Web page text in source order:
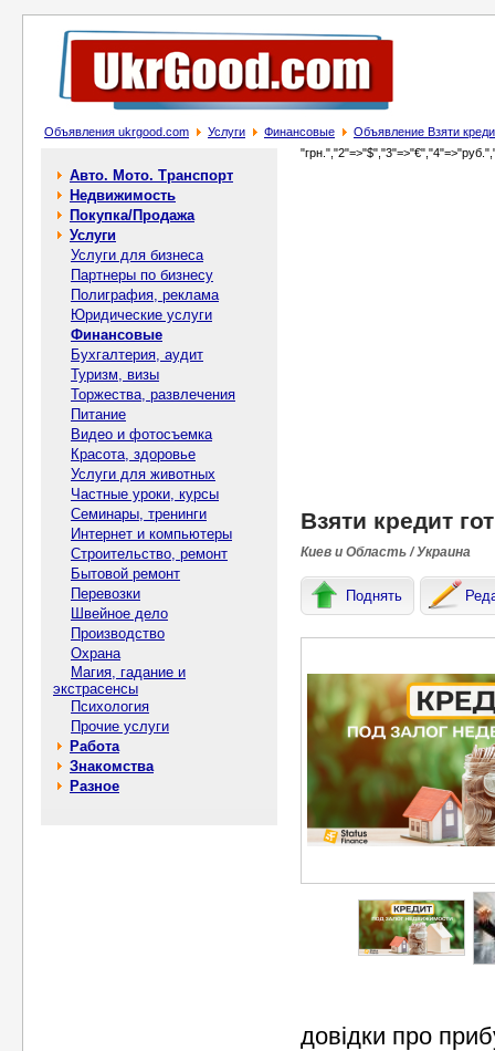
Объявления ukrgood.com Услуги Финансовые Объявление Взяти
Авто. Мото. Транспорт
Недвижимость
Покупка/Продажа
Услуги
Услуги для бизнеса
Партнеры по бизнесу
Полиграфия, реклама
Юридические услуги
Финансовые
Бухгалтерия, аудит
Туризм, визы
Торжества, развлечения
Питание
Видео и фотосъемка
Красота, здоровье
Услуги для животных
Частные уроки, курсы
Семинары, тренинги
Интернет и компьютеры
Строительство, ремонт
Бытовой ремонт
Перевозки
Швейное дело
Производство
Охрана
Магия, гадание и
экстрасенсы
Психология
Прочие услуги
Работа
Знакомства
Разное
Взяти кредит
Киев и Область / Украина
Поднять
довідки про